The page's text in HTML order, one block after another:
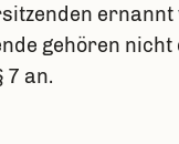
ernannt
gehören nicht
7 an.